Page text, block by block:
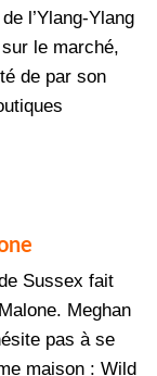
l’Ylang-Ylang
le marché,
de par son
Sussex fait
Meghan
pas à se
maison : Wild